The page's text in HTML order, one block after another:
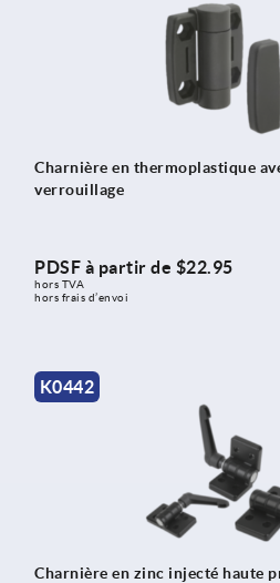
Charnière en thermoplastique
verrouillage
PDSF à partir de $22.95
hors TVA
hors frais d’envoi
K0442
Charnière en zinc injecté haute